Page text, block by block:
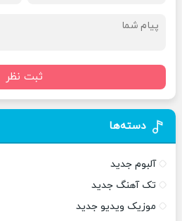
ثبت نظر
دسته‌ها
آلبوم جدید
تک آهنگ جدید
موزیک ویدیو جدید